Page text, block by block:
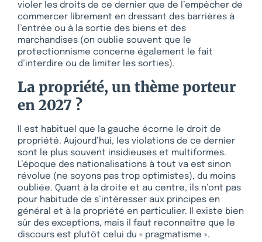
violer les droits de ce dernier que de l’empêcher de
commercer librement en dressant des barrières à
l’entrée ou à la sortie des biens et des
marchandises (on oublie souvent que le
protectionnisme concerne également le fait
d’interdire ou de limiter les sorties).
La propriété, un thème porteur
en 2027 ?
Il est habituel que la gauche écorne le droit de
propriété. Aujourd’hui, les violations de ce dernier
sont le plus souvent insidieuses et multiformes.
L’époque des nationalisations à tout va est sinon
révolue (ne soyons pas trop optimistes), du moins
oubliée. Quant à la droite et au centre, ils n’ont pas
pour habitude de s’intéresser aux principes en
général et à la propriété en particulier. Il existe bien
sûr des exceptions, mais il faut reconnaître que le
discours est plutôt celui du « pragmatisme ».